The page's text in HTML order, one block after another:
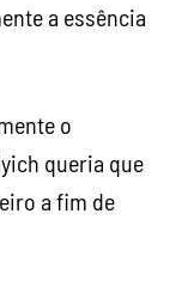
a essência
o
queria que
a fim de